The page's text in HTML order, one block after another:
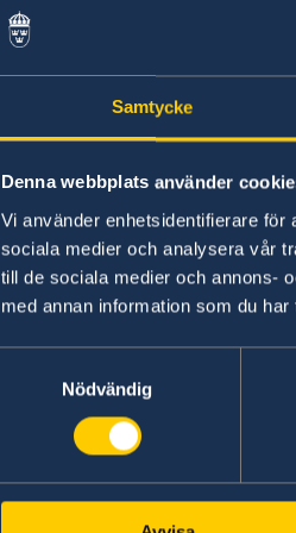
Samtycke
Denna webbplats använder
Vi använder enhetsidentifierare för
sociala medier och analysera vår
till de sociala medier och annons-
med annan information som du
Nödvändig